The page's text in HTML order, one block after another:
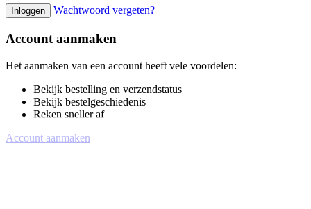
Inloggen Wachtwoord vergeten?
Account aanmaken
Het aanmaken van een account heeft vele voordelen:
Bekijk bestelling en verzendstatus
Bekijk bestelgeschiedenis
Reken sneller af
Account aanmaken